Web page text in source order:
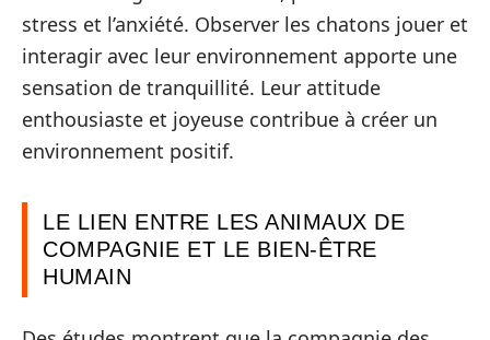
stress et l’anxiété. Observer les chatons jouer et
interagir avec leur environnement apporte une
sensation de tranquillité. Leur attitude
enthousiaste et joyeuse contribue à créer un
environnement positif.
LE LIEN ENTRE LES ANIMAUX DE
COMPAGNIE ET LE BIEN-ÊTRE
HUMAIN